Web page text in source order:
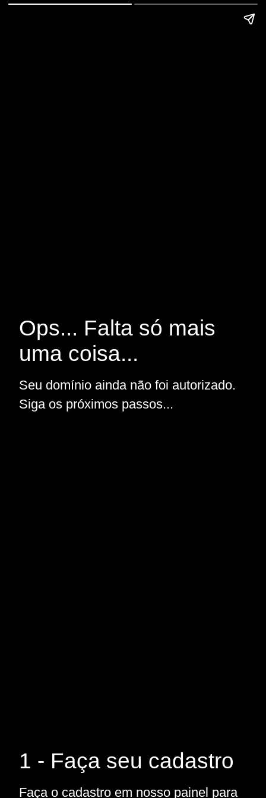
Ops... Falta só mais
uma coisa...
Seu domínio ainda não foi autorizado.
Siga os próximos passos...
1 - Faça seu cadastro
Faça o cadastro em nosso painel para